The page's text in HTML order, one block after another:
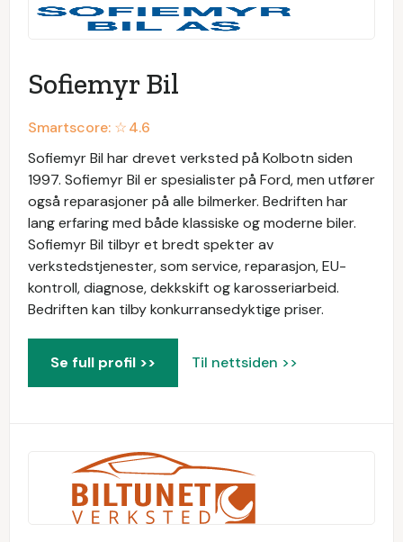
Sofiemyr Bil
Smartscore: ☆4.6
Sofiemyr Bil har drevet verksted på Kolbotn siden
1997. Sofiemyr Bil er spesialister på Ford, men utfører
også reparasjoner på alle bilmerker. Bedriften har
lang erfaring med både klassiske og moderne biler.
Sofiemyr Bil tilbyr et bredt spekter av
verkstedstjenester, som service, reparasjon, EU-
kontroll, diagnose, dekkskift og karosseriarbeid.
Bedriften kan tilby konkurransedyktige priser.
Se full profil >> Til nettsiden >>